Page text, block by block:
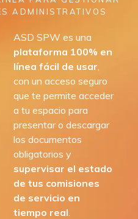
ADMINISTRATIVOS
ASD SPW es una
plataforma 100% en
línea fácil de usar
con un acceso seguro
que te permite acceder
a tu espacio para
presentar o descargar
los documentos
obligatorios y
supervisar el estado
de tus comisiones
de servicio en
tiempo real